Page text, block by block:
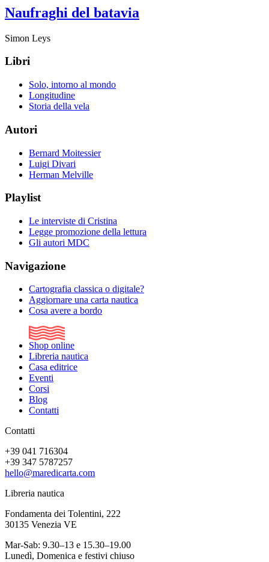
Naufraghi del batavia
Simon Leys
Libri
Solo, intorno al mondo
Longitudine
Storia della vela
Autori
Bernard Moitessier
Luigi Divari
Herman Melville
Playlist
Le interviste di Cristina
Legge promozione della lettura
Gli autori MDC
Navigazione
Cartografia classica o digitale?
Aggiornare una carta nautica
Cosa avere a bordo
Shop online
Libreria nautica
Casa editrice
Eventi
Corsi
Blog
Contatti
Contatti
+39 041 716304
+39 347 5787257
hello@maredicarta.com
Libreria nautica
Fondamenta dei Tolentini, 222
30135 Venezia VE
Mar-Sab: 9.30–13 e 15.30–19.00
Lunedì, Domenica e festivi chiuso